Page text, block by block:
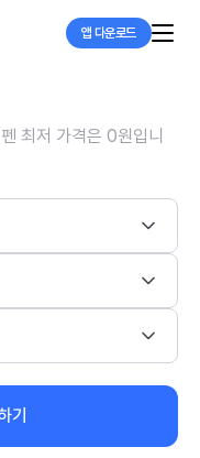
앱 다운로드
최저 가격은 0원입니
기